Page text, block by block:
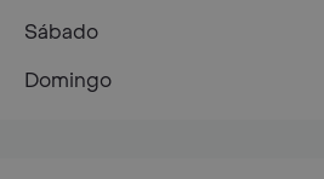
Sábado
Domingo